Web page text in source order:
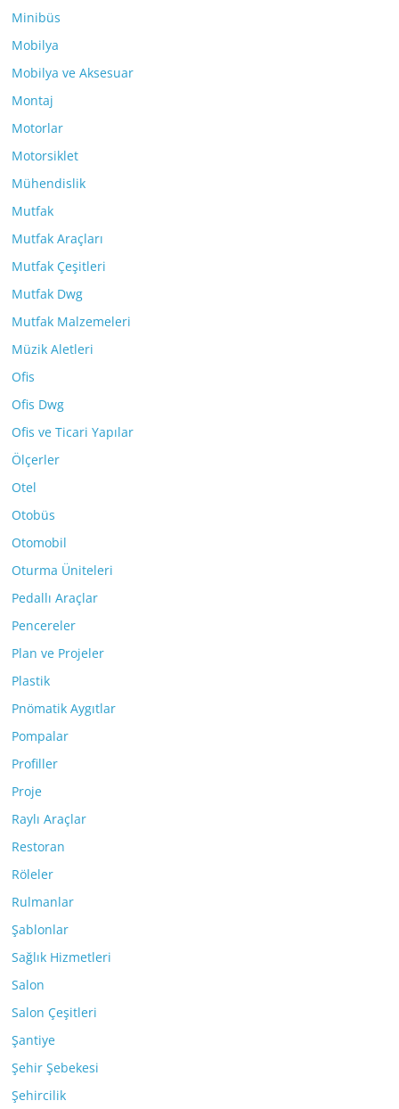
Minibüs
Mobilya
Mobilya ve Aksesuar
Montaj
Motorlar
Motorsiklet
Mühendislik
Mutfak
Mutfak Araçları
Mutfak Çeşitleri
Mutfak Dwg
Mutfak Malzemeleri
Müzik Aletleri
Ofis
Ofis Dwg
Ofis ve Ticari Yapılar
Ölçerler
Otel
Otobüs
Otomobil
Oturma Üniteleri
Pedallı Araçlar
Pencereler
Plan ve Projeler
Plastik
Pnömatik Aygıtlar
Pompalar
Profiller
Proje
Raylı Araçlar
Restoran
Röleler
Rulmanlar
Şablonlar
Sağlık Hizmetleri
Salon
Salon Çeşitleri
Şantiye
Şehir Şebekesi
Şehircilik